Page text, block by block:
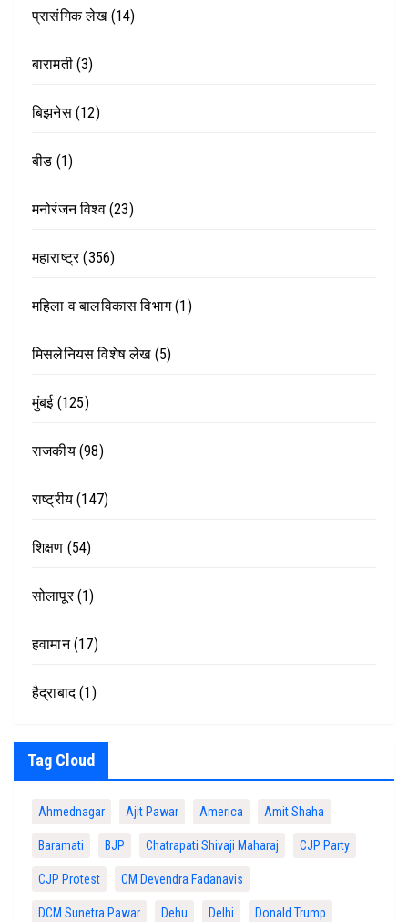
प्रासंगिक लेख(14)
बारामती(3)
बिझनेस(12)
बीड (1)
मनोरंजन विश्व(23)
महाराष्ट्र(356)
महिला व बालविकास विभाग(1)
मिसलेनियस विशेष लेख(5)
मुंबई(125)
राजकीय(98)
राष्ट्रीय (147)
शिक्षण (54)
सोलापूर(1)
हवामान(17)
हैद्राबाद(1)
Tag Cloud
Ahmednagar Ajit Pawar America Amit Shaha
Baramati BJP Chatrapati Shivaji Maharaj CJP Party
CJP Protest CM Devendra Fadanavis
DCM Sunetra Pawar Dehu Delhi Donald Trump